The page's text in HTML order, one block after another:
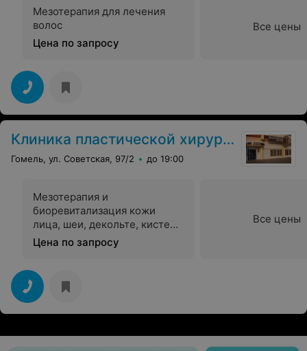
Мезотерапия для лечения
волос
Цена по запросу
Все цены
Клиника пластической хирургии
Гомель, ул. Советская, 97/2 до 19:00
Мезотерапия и
биоревитализация кожи
лица, шеи, декольте, кистей
рук
Цена по запросу
Все цены